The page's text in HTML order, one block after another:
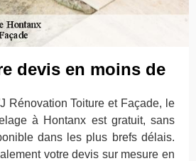
devis en moins de
Rénovation Toiture et Façade, le
à Hontanx est gratuit, sans
dans les plus brefs délais.
votre devis sur mesure en